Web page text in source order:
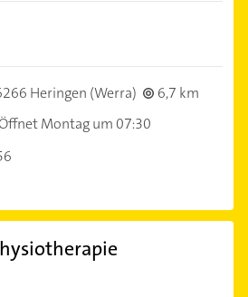
Heringen (Werra)
6,7 km
Montag um 07:30